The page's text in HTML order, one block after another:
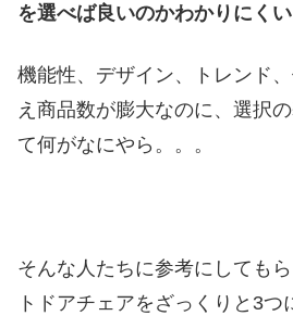
を選べば良いのかわかりにくい
機能性、デザイン、トレンド
え商品数が膨大なのに、選択
て何がなにやら。。。
そんな人たちに参考にしても
トドアチェアをざっくりと3